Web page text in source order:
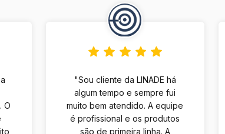
O
"Sou cliente da LINADE há
algum tempo e sempre fui
muito bem atendido. A equipe
é profissional e os produtos
são de primeira linha. A